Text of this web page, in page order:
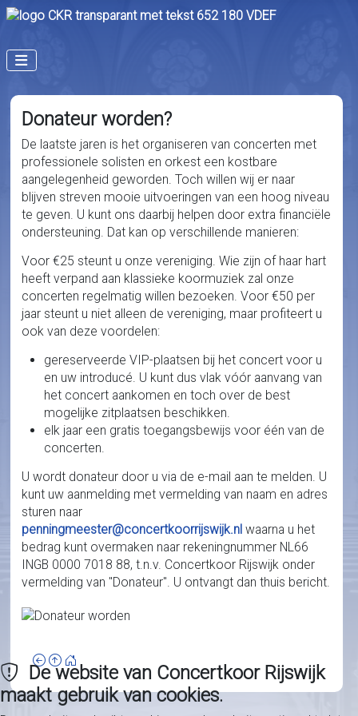
Donateur worden?
De laatste jaren is het organiseren van concerten met
professionele solisten en orkest een kostbare
aangelegenheid geworden. Toch willen wij er naar
blijven streven mooie uitvoeringen van een hoog niveau
te geven. U kunt ons daarbij helpen door extra financiële
ondersteuning. Dat kan op verschillende manieren:
Voor €25 steunt u onze vereniging. Wie zijn of haar hart
heeft verpand aan klassieke koormuziek zal onze
concerten regelmatig willen bezoeken. Voor €50 per
jaar steunt u niet alleen de vereniging, maar profiteert u
ook van deze voordelen:
gereserveerde VIP-plaatsen bij het concert voor u
en uw introducé. U kunt dus vlak vóór aanvang van
het concert aankomen en toch over de best
mogelijke zitplaatsen beschikken.
elk jaar een gratis toegangsbewijs voor één van de
concerten.
U wordt donateur door u via de e-mail aan te melden. U
kunt uw aanmelding met vermelding van naam en adres
sturen naar
penningmeester@concertkoorrijswijk.nlwaarna u het
bedrag kunt overmaken naar rekeningnummer NL66
INGB 0000 7018 88, t.n.v. Concertkoor Rijswijk onder
vermelding van "Donateur". U ontvangt dan thuis bericht.
De website van Concertkoor Rijswijk
maakt gebruik van cookies.